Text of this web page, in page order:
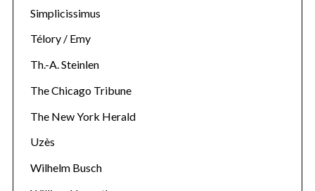
Simplicissimus
Télory / Emy
Th.-A. Steinlen
The Chicago Tribune
The New York Herald
Uzès
Wilhelm Busch